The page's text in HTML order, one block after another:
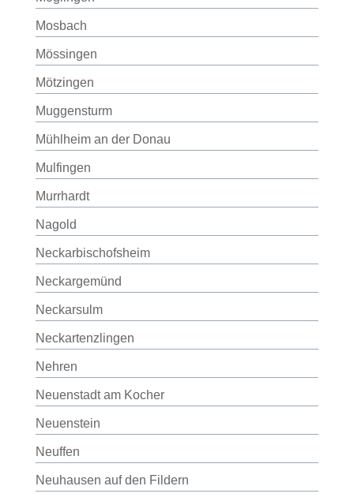
Mosbach
Mössingen
Mötzingen
Muggensturm
Mühlheim an der Donau
Mulfingen
Murrhardt
Nagold
Neckarbischofsheim
Neckargemünd
Neckarsulm
Neckartenzlingen
Nehren
Neuenstadt am Kocher
Neuenstein
Neuffen
Neuhausen auf den Fildern